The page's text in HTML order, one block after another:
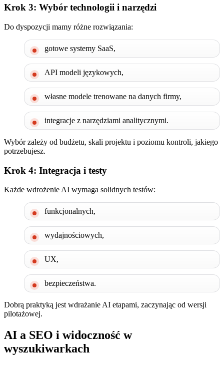
Krok 3: Wybór technologii i narzędzi
Do dyspozycji mamy różne rozwiązania:
gotowe systemy SaaS,
API modeli językowych,
własne modele trenowane na danych firmy,
integracje z narzędziami analitycznymi.
Wybór zależy od budżetu, skali projektu i poziomu kontroli, jakiego
potrzebujesz.
Krok 4: Integracja i testy
Każde wdrożenie AI wymaga solidnych testów:
funkcjonalnych,
wydajnościowych,
UX,
bezpieczeństwa.
Dobrą praktyką jest wdrażanie AI etapami, zaczynając od wersji
pilotażowej.
AI a SEO i widoczność w
wyszukiwarkach